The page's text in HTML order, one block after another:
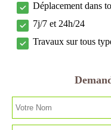
Déplacement dans
7j/7 et 24h/24
Travaux sur tous